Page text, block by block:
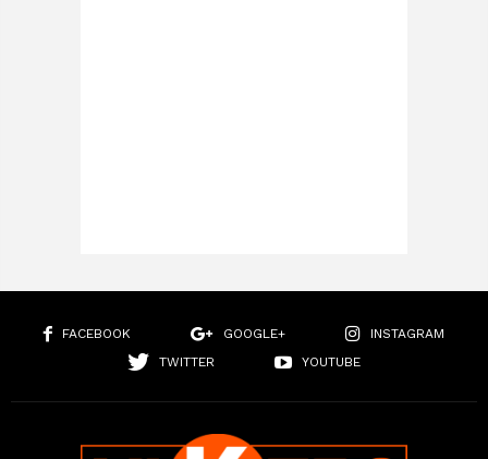
FACEBOOK GOOGLE+
INSTAGRAM
TWITTER
YOUTUBE